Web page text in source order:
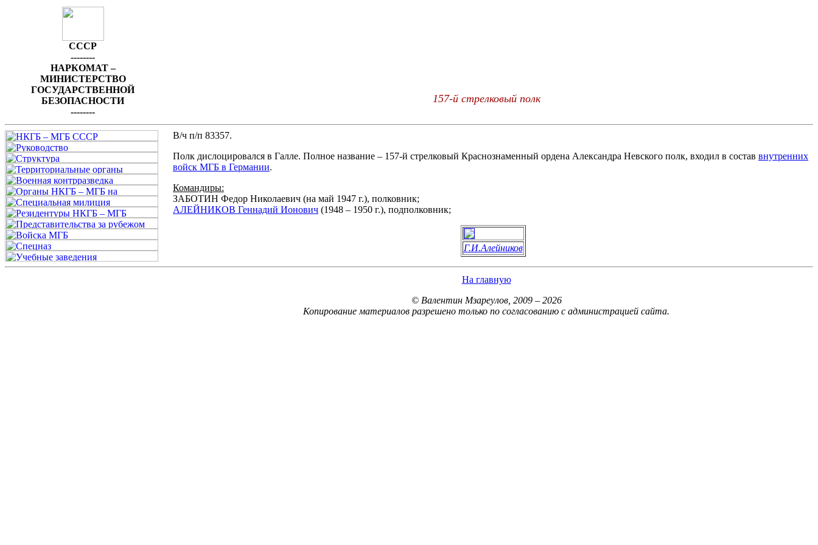
СССР
--------
НАРКОМАТ –
МИНИСТЕРСТВО
ГОСУДАРСТВЕННОЙ
БЕЗОПАСНОСТИ
--------
157-й стрелковый полк
В/ч п/п 83357.
Полк дислоцировался в Галле. Полное название – 157-й стрелковый Краснознаменный ордена Александра Невского полк, входил в состав внутренних
войск МГБ в Германии.
Командиры:
ЗАБОТИН Федор Николаевич (на май 1947 г.), полковник;
АЛЕЙНИКОВ Геннадий Ионович (1948 – 1950 г.), подполковник;
Г.И.Алейников
На главную
© Валентин Мзареулов, 2009 – 2026
Копирование материалов разрешено только по согласованию с администрацией сайта.